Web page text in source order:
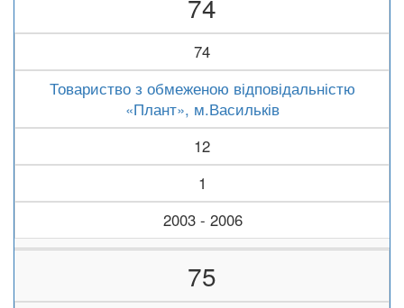
74
74
Товариство з обмеженою відповідальністю
«Плант», м.Васильків
12
1
2003 - 2006
75